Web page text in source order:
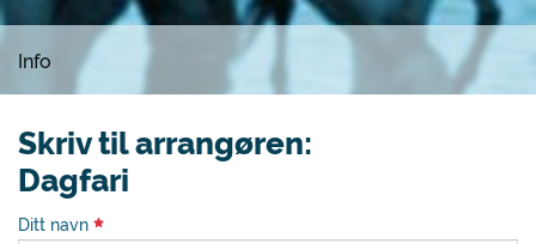
Info
Skriv til arrangøren:
Dagfari
Ditt navn